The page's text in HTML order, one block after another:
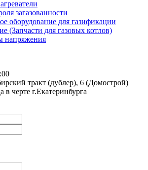
загазованности
оборудование для газификации
(Запчасти для газовых котлов)
напряжения
тракт (дублер), 6 (Домострой)
в черте г.Екатеринбурга